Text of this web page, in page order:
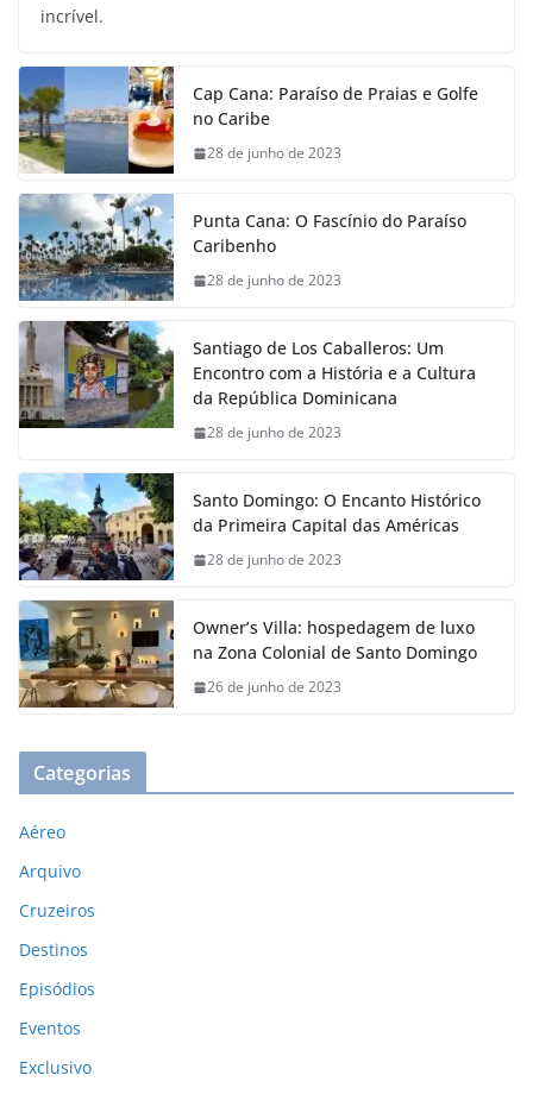
incrível.
Cap Cana: Paraíso de Praias e Golfe
no Caribe
28 de junho de 2023
Punta Cana: O Fascínio do Paraíso
Caribenho
28 de junho de 2023
Santiago de Los Caballeros: Um
Encontro com a História e a Cultura
da República Dominicana
28 de junho de 2023
Santo Domingo: O Encanto Histórico
da Primeira Capital das Américas
28 de junho de 2023
Owner’s Villa: hospedagem de luxo
na Zona Colonial de Santo Domingo
26 de junho de 2023
Categorias
Aéreo
Arquivo
Cruzeiros
Destinos
Episódios
Eventos
Exclusivo